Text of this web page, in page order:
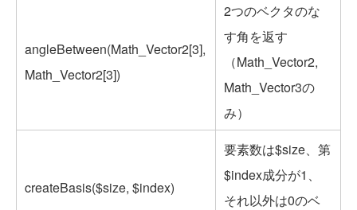
angleBetween(Math_Vector2[3],
Math_Vector2[3])
2つのベクタのな
す角を返す
（Math_Vector2,
Math_Vector3の
み）
createBasis($size, $index)
要素数は$size、第
$index成分が1、
それ以外は0のベ